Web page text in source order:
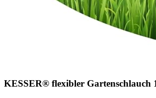
KESSER® flexibler Gartenschlauch